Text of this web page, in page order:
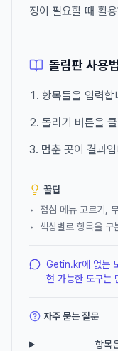
정이 필요할 때 활
돌림판 사용법
항목들을 입력합
돌리기 버튼을
멈춘 곳이 결과
꿀팁
•
점심 메뉴 고르기,
•
색상별로 항목을 구
Getin.kr에 없는
현 가능한 도구는
자주 묻는 질문
항목